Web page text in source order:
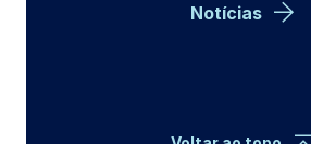
Notícias